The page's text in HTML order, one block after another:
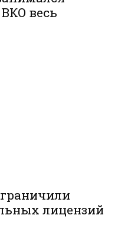
весь
лицензий